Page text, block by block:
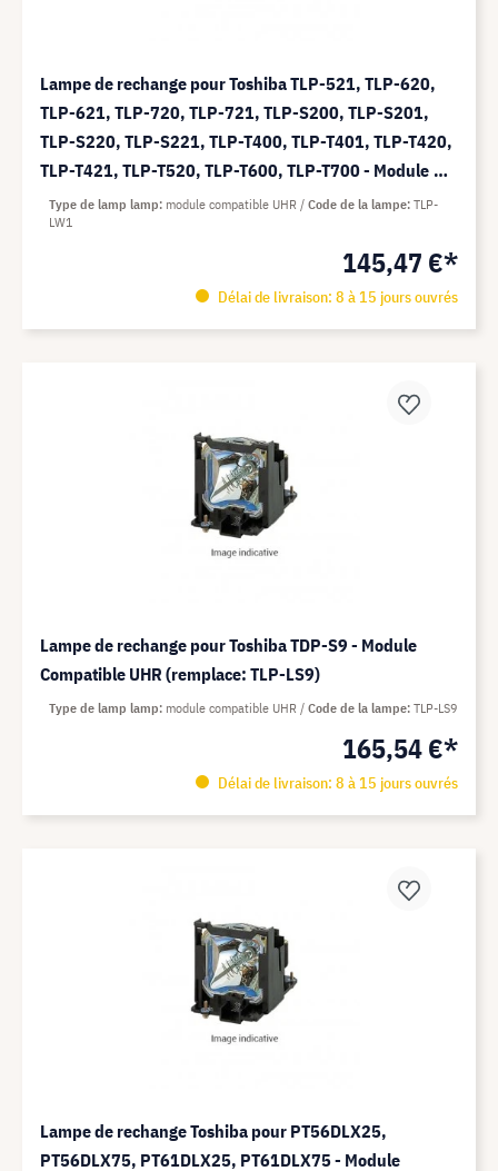
Lampe de rechange pour Toshiba TLP-521, TLP-620,
TLP-621, TLP-720, TLP-721, TLP-S200, TLP-S201,
TLP-S220, TLP-S221, TLP-T400, TLP-T401, TLP-T420,
TLP-T421, TLP-T520, TLP-T600, TLP-T700 - Module
Compatible UHR (remplace: TLP-LW1)
145,47 €*
Délai de livraison: 8 à 15 jours ouvrés
Type de lamp lamp module compatible UHR Code de la lampe TLP-
LW1
Lampe de rechange pour Toshiba TDP-S9 - Module
Compatible UHR (remplace: TLP-LS9)
165,54 €*
Délai de livraison: 8 à 15 jours ouvrés
Type de lamp lamp module compatible UHR Code de la lampe TLP-LS9
Lampe de rechange Toshiba pour PT56DLX25,
PT56DLX75, PT61DLX25, PT61DLX75 - Module